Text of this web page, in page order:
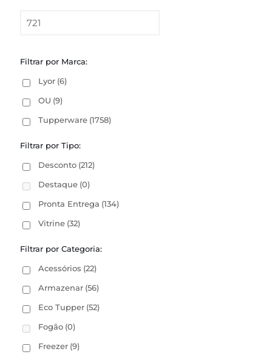
Filtrar por Marca:
Lyor (6)
OU (9)
Tupperware (1758)
Filtrar por Tipo:
Desconto (212)
Destaque (0)
Pronta Entrega (134)
Vitrine (32)
Filtrar por Categoria:
Acessórios (22)
Armazenar (56)
Eco Tupper (52)
Fogão (0)
Freezer (9)